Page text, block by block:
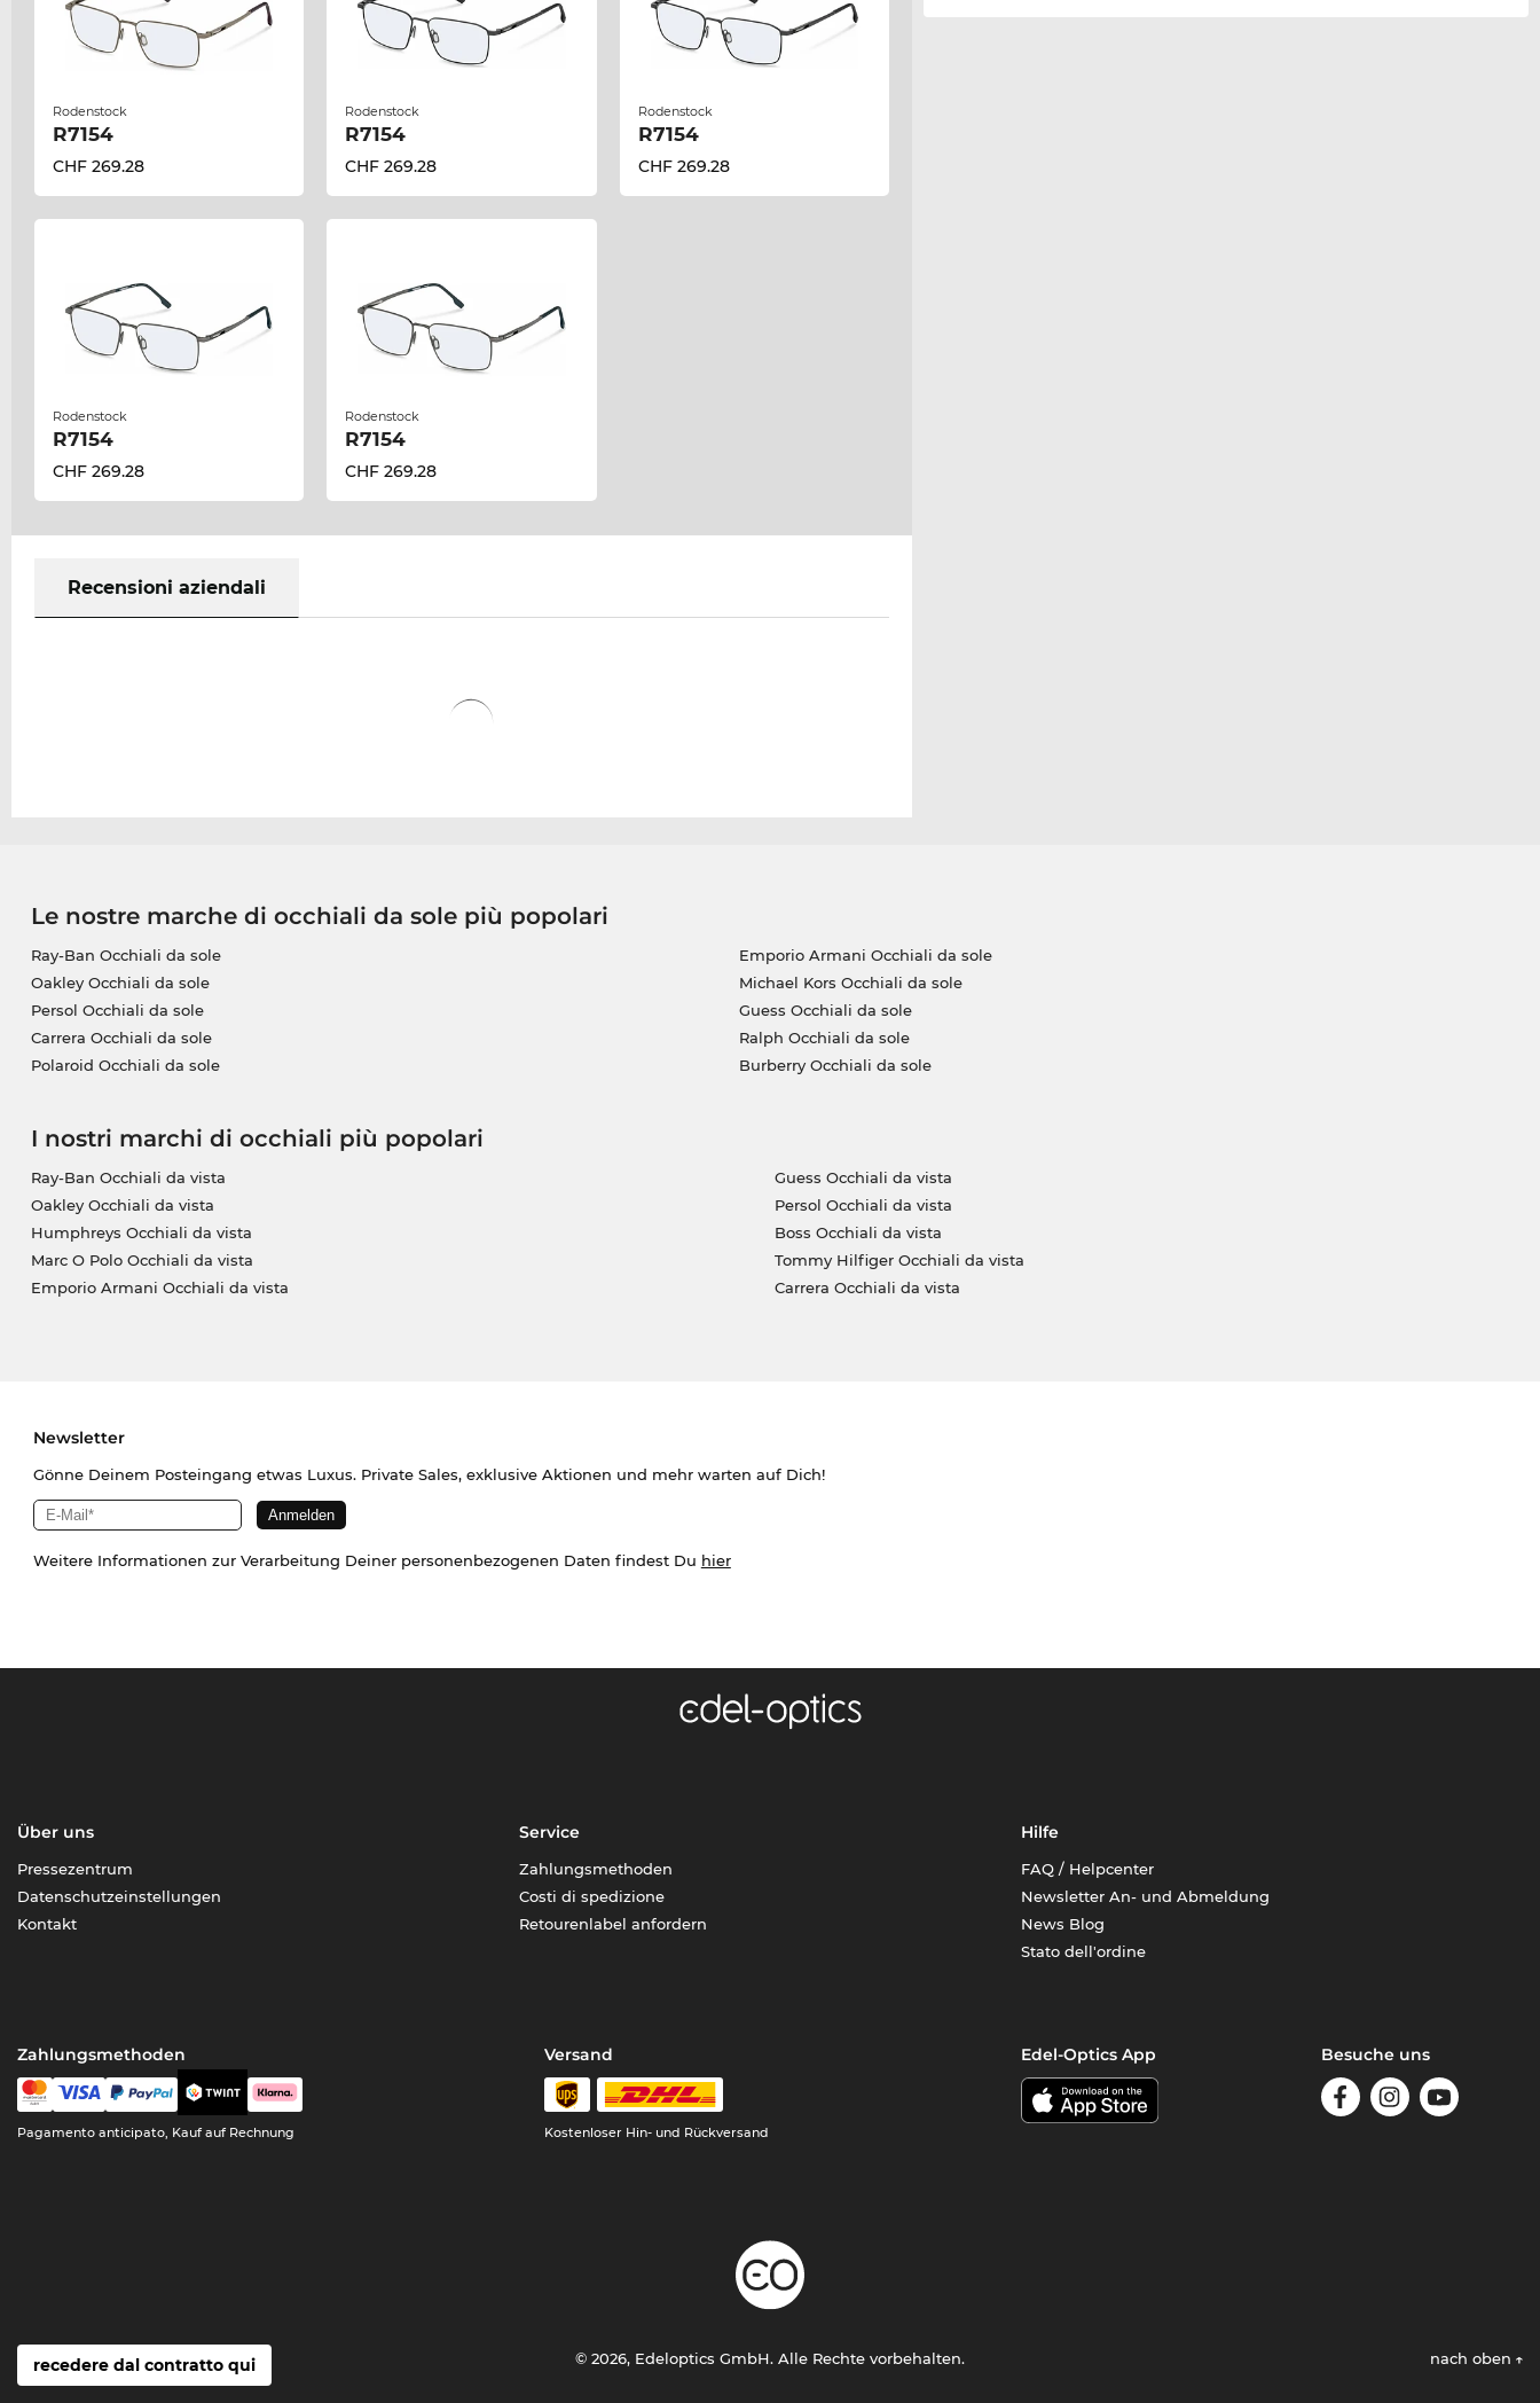
Rodenstock
R7154
CHF 269.28
Rodenstock
R7154
CHF 269.28
Rodenstock
R7154
CHF 269.28
Rodenstock
R7154
CHF 269.28
Rodenstock
R7154
CHF 269.28
Recensioni aziendali
Le nostre marche di occhiali da sole più popolari
Ray-Ban Occhiali da sole
Oakley Occhiali da sole
Persol Occhiali da sole
Carrera Occhiali da sole
Polaroid Occhiali da sole
Emporio Armani Occhiali da sole
Michael Kors Occhiali da sole
Guess Occhiali da sole
Ralph Occhiali da sole
Burberry Occhiali da sole
I nostri marchi di occhiali più popolari
Ray-Ban Occhiali da vista
Oakley Occhiali da vista
Humphreys Occhiali da vista
Marc O Polo Occhiali da vista
Emporio Armani Occhiali da vista
Guess Occhiali da vista
Persol Occhiali da vista
Boss Occhiali da vista
Tommy Hilfiger Occhiali da vista
Carrera Occhiali da vista
Newsletter
Gönne Deinem Posteingang etwas Luxus. Private Sales, exklusive Aktionen und mehr warten auf Dich!
Weitere Informationen zur Verarbeitung Deiner personenbezogenen Daten findest Du hier
Über uns
Pressezentrum
Datenschutzeinstellungen
Kontakt
Service
Zahlungsmethoden
Costi di spedizione
Retourenlabel anfordern
Hilfe
FAQ / Helpcenter
Newsletter An- und Abmeldung
News Blog
Stato dell'ordine
Zahlungsmethoden
Pagamento anticipato, Kauf auf Rechnung
Versand
Kostenloser Hin- und Rückversand
Edel-Optics App Besuche uns
recedere dal contratto qui © 2026, Edeloptics GmbH. Alle Rechte vorbehalten. nach oben